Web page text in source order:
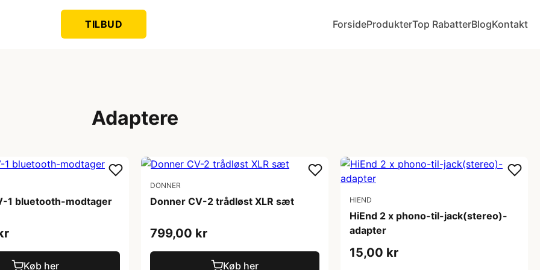
TILBUD ForsideProdukterTop RabatterBlogKontakt
Adaptere
1 bluetooth-modtager
Køb her
DONNER
Donner CV-2 trådløst XLR sæt
799,00 kr
Køb her
HIEND
HiEnd 2 x phono-til-jack(stereo)-
adapter
15,00 kr